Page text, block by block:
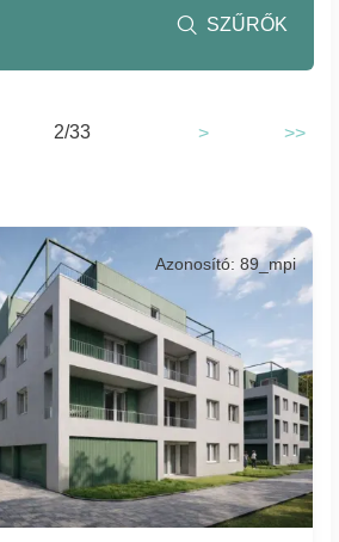
2/33 > >>
Azonosító: 89_mpi
 SZŰRŐK